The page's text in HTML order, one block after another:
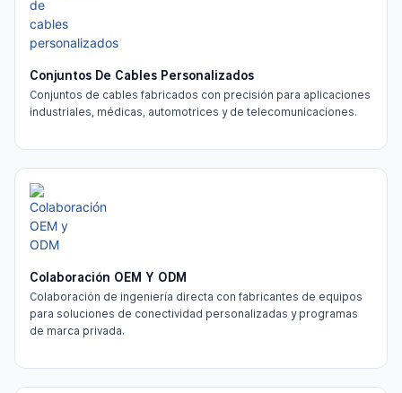
Conjuntos De Cables Personalizados
Conjuntos de cables fabricados con precisión para aplicaciones
industriales, médicas, automotrices y de telecomunicaciones.
Colaboración OEM Y ODM
Colaboración de ingeniería directa con fabricantes de equipos
para soluciones de conectividad personalizadas y programas
de marca privada.